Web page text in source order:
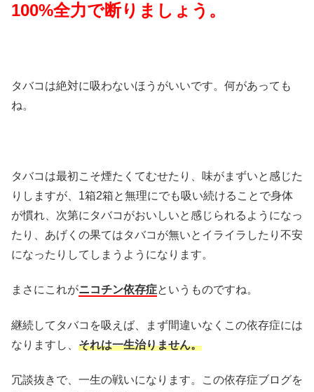
100%全力で断りましょう。
タバコは絶対に吸わないほうがいいです。何があっても
ね。
タバコは最初こそ煙たくてむせたり、味がまずいと感じた
りしますが、1箱2箱と無理にでも吸い続けることで身体
が慣れ、次第にタバコがおいしいと感じられるようになっ
たり、あげくの果てはタバコが無いとイライラしたり不安
になったりしてしまうようになります。
まさにこれがニコチン依存症というものですね。
継続してタバコを吸えば、まず間違いなくこの依存症には
なりますし、 それは一生治りません。
冗談抜きで、一生の戦いになります。この依存症ブログを